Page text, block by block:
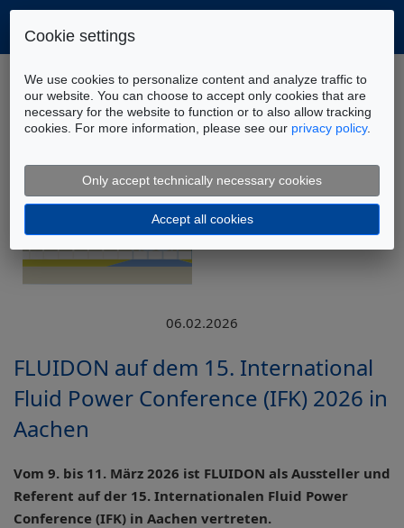
Home Unternehmen
FLUIDON auf dem 15. International Fluid Power
Conference (IFK) 2026 in Aachen
06.02.2026
FLUIDON auf dem 15. International
Fluid Power Conference (IFK) 2026 in
Aachen
Vom 9. bis 11. März 2026 ist FLUIDON als Aussteller und
Referent auf der 15. Internationalen Fluid Power
Conference (IFK) in Aachen vertreten.
Cookie settings
We use cookies to personalize content and analyze traffic to
our website. You can choose to accept only cookies that are
necessary for the website to function or to also allow tracking
cookies. For more information, please see our privacy policy.
Only accept technically necessary cookies
Accept all cookies